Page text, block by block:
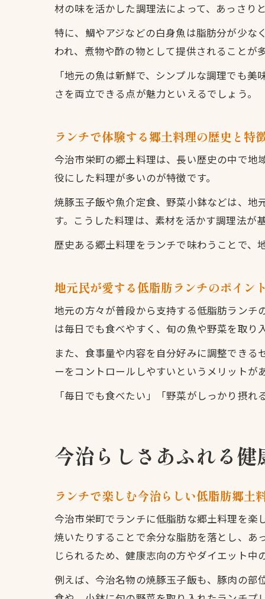
材の味を活かした調理法によって、あっさり
特に、鯛やアジなどの白身魚は脂肪分が少な
われ、煮物や酢の物として提供されることが多
「地元の魚は新鮮で、シンプルな調理でも
さを両立できる点が魅力といえるでしょう。
ランチで体験する郷土料理の歴史と特
今治市栄町の郷土料理は、長い歴史の中で
役にした料理が多いのが特徴です。
焼豚玉子飯や魚介定食、野菜小鉢などは、
す。こうした料理は、素材を活かす調理法が
歴史ある郷土料理をランチで味わうことで、
地元民が愛する低脂肪ランチのポイント
地元の方々が普段から支持する低脂肪ランチ
は毎日でも食べやすく、旬の魚や野菜を取り
また、食事量や内容を自分好みに調整でき
ーをコントロールしやすいというメリットが
「毎日でも食べたい」「野菜がしっかり摂
今治らしさあふれる
ランチで楽しむ今治らしい低脂肪郷土
今治市栄町でランチに低脂肪な郷土料理を楽
焼いたりすることで余分な脂肪を落とし、あ
じられるため、健康志向の方やダイエット中
例えば、今治名物の焼豚玉子飯も、豚肉の